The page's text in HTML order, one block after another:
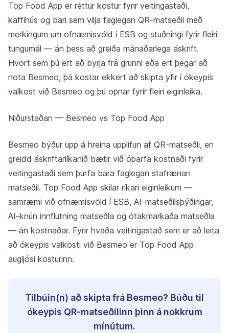
Top Food App er réttur kostur fyrir veitingastaði,
kaffihús og bari sem vilja faglegan QR-matseðil með
merkingum um ofnæmisvöld í ESB og stuðningi fyrir fleiri
tungumál — án þess að greiða mánaðarlega áskrift.
Hvort sem þú ert að byrja frá grunni eða ert þegar að
nota Besmeo, þá kostar ekkert að skipta yfir í ókeypis
valkost við Besmeo og þú opnar fyrir fleiri eiginleika.
Niðurstaðan — Besmeo vs Top Food App
Besmeo býður upp á hreina upplifun af QR-matseðli, en
greidd áskriftarlíkanið bætir við óþarfa kostnaði fyrir
veitingastaði sem þurfa bara faglegan stafrænan
matseðil. Top Food App skilar ríkari eiginleikum —
samræmi við ofnæmisvöld í ESB, AI-matseðilsþýðingar,
AI-knún innflutning matseðla og ótakmarkaða matseðla
— án kostnaðar. Fyrir hvaða veitingastað sem er að leita
að ókeypis valkosti við Besmeo er Top Food App
augljósi kosturinn.
Tilbúin(n) að skipta frá Besmeo? Búðu til
ókeypis QR-matseðilinn þinn á nokkrum
mínútum.